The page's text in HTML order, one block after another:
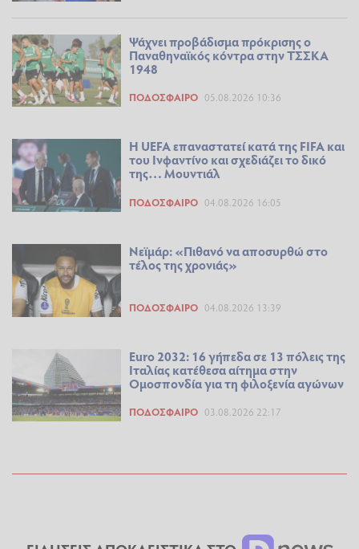
Ψάχνει προβάδισμα πρόκρισης ο
Παναθηναϊκός κόντρα στην ΤΣΣΚΑ
1948
ΠΟΔΌΣΦΑΙΡΟ 05.08.2026 10:36
Η UEFA επαναστατεί κατά της FIFA και
του Ινφαντίνο και σχεδιάζει το δικό
της… Μουντιάλ
ΠΟΔΌΣΦΑΙΡΟ 04.08.2026 16:05
Νεϊμάρ: «Πιθανό να αποσυρθώ στο
τέλος της χρονιάς»
ΠΟΔΌΣΦΑΙΡΟ 04.08.2026 13:39
Euro 2032: 16 γήπεδα σε 13 πόλεις της
Ιταλίας κατέθεσα αίτημα στην
Ομοσπονδία για τη φιλοξενία αγώνων
ΠΟΔΌΣΦΑΙΡΟ 03.08.2026 22:17